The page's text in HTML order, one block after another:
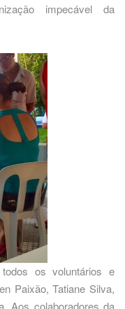
impecável da
os voluntários e
Paixão, Tatiane Silva,